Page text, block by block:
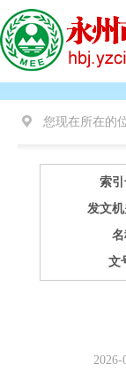
您现在所在的
索
发文
文
2026-